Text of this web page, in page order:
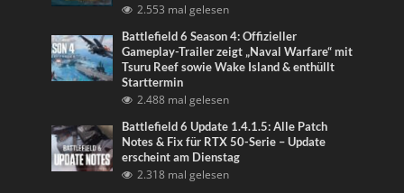
2.553 mal gelesen
Battlefield 6 Season 4: Offizieller
Gameplay-Trailer zeigt „Naval Warfare“ mit
Tsuru Reef sowie Wake Island & enthüllt
Starttermin
2.488 mal gelesen
Battlefield 6 Update 1.4.1.5: Alle Patch
Notes & Fix für RTX 50-Serie – Update
erscheint am Dienstag
2.318 mal gelesen